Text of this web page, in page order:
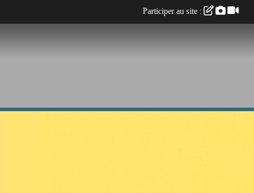
Participer au site :